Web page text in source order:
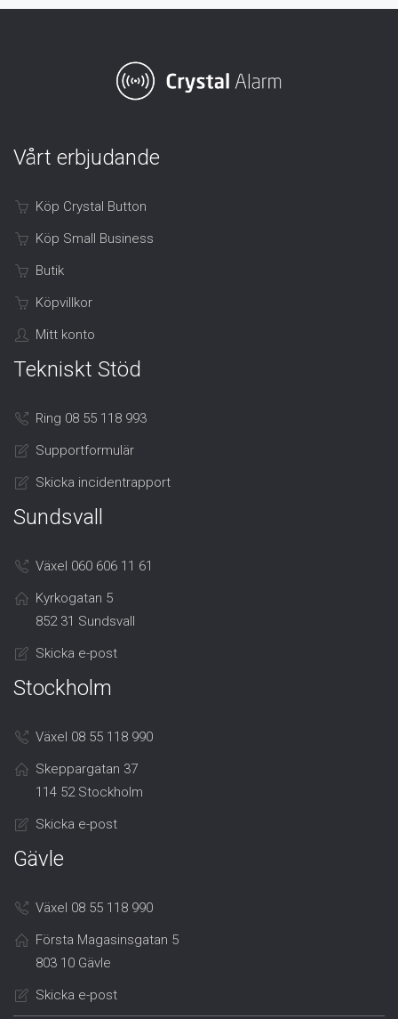
Vårt erbjudande
Köp Crystal Button
Köp Small Business
Butik
Köpvillkor
Mitt konto
Tekniskt Stöd
Ring 08 55 118 993
Supportformulär
Skicka incidentrapport
Sundsvall
Växel 060 606 11 61
Kyrkogatan 5
852 31 Sundsvall
Skicka e-post
Stockholm
Växel 08 55 118 990
Skeppargatan 37
114 52 Stockholm
Skicka e-post
Gävle
Växel 08 55 118 990
Första Magasinsgatan 5
803 10 Gävle
Skicka e-post